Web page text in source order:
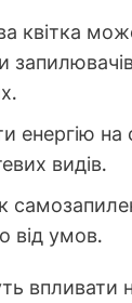
квітка
енергію
видів.
від умов.